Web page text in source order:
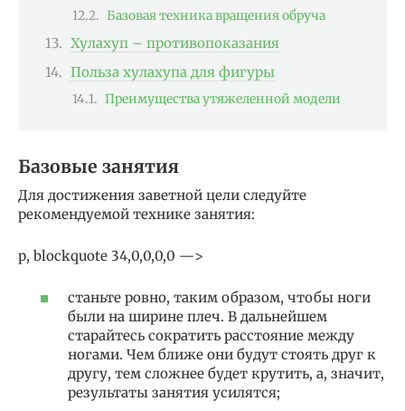
Базовая техника вращения обруча
Хулахуп – противопоказания
Польза хулахупа для фигуры
Преимущества утяжеленной модели
Базовые занятия
Для достижения заветной цели следуйте
рекомендуемой технике занятия:
p, blockquote 34,0,0,0,0 —>
станьте ровно, таким образом, чтобы ноги
были на ширине плеч. В дальнейшем
старайтесь сократить расстояние между
ногами. Чем ближе они будут стоять друг к
другу, тем сложнее будет крутить, а, значит,
результаты занятия усилятся;